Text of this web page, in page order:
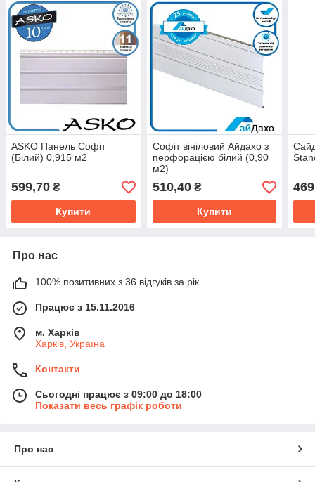
ASKO Панель Софіт
(Білий) 0,915 м2
599,70 ₴
Купити
Софіт вініловий Айдахо з
перфорацією білий (0,90
м2)
510,40₴
Купити
Про нас
100% позитивних з 36 відгуків за рік
Працює з 15.11.2016
м. Харків
Харків, Україна
Контакти
Сьогодні працює з 09:00 до 18:00
Показати весь графік роботи
Про нас